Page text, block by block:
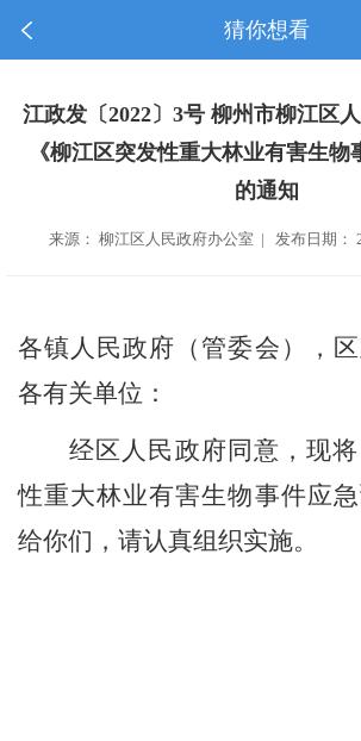
猜你想看
江政发〔2022〕3号 柳州市柳江区
《柳江区突发性重大林业有害生物
的通知
来源： 柳江区人民政府办公室 | 发布日期：
各镇人民政府（管委会），区
各有关单位：
经区人民政府同意，现将
性重大林业有害生物事件应急
给你们，请认真组织实施。